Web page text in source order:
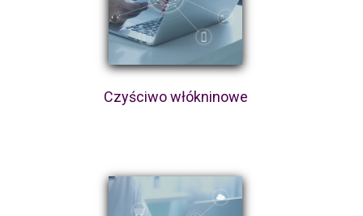
Czyściwo włókninowe